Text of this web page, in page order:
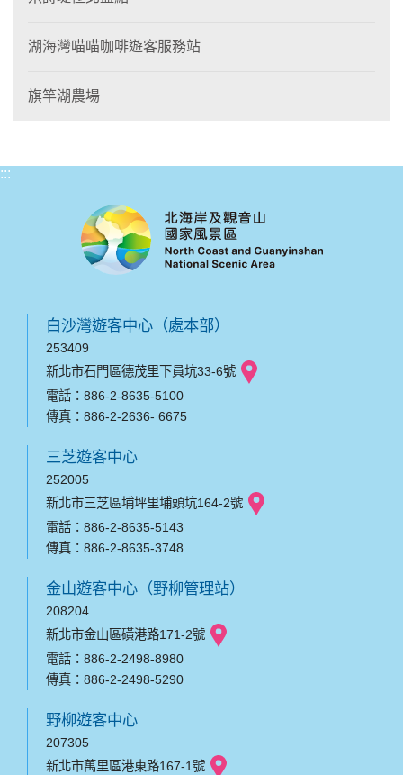
湖海灣喵喵咖啡遊客服務站
旗竿湖農場
:::
白沙灣遊客中心（處本部）
253409
新北市石門區德茂里下員坑33-6號
電話：886-2-8635-5100
傳真：886-2-2636- 6675
三芝遊客中心
252005
新北市三芝區埔坪里埔頭坑164-2號
電話：886-2-8635-5143
傳真：886-2-8635-3748
金山遊客中心（野柳管理站）
208204
新北市金山區磺港路171-2號
電話：886-2-2498-8980
傳真：886-2-2498-5290
野柳遊客中心
207305
新北市萬里區港東路167-1號